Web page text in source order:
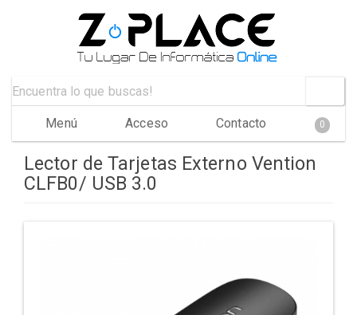
Menú Acceso Contacto 0
Lector de Tarjetas Externo Vention
CLFB0/ USB 3.0